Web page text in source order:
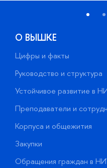
О ВЫШКЕ
Цифры и факты
Руководство и структура
Устойчивое развитие в
Преподаватели и
Корпуса и общежития
Закупки
Обращения граждан в